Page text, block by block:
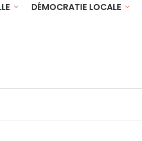
DÉMOCRATIE LOCALE